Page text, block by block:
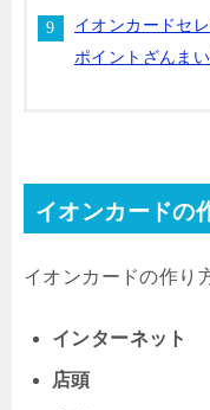
イオンカードセ
ポイントざんま
イオンカードの
イオンカードの作り
インターネット
店頭